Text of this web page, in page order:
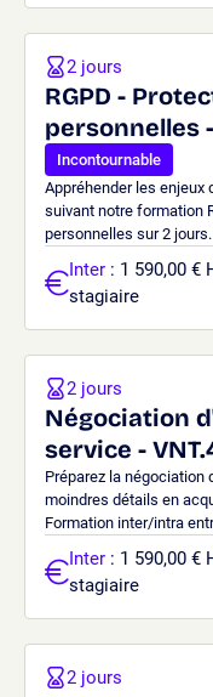
RGPD -
personnelles -
Incontournable
Appréhender les enjeux
suivant notre formation
personnelles sur 2 jours.
2 jours
Inter : 1 590,00 €
stagiaire
Négociation
service -
Préparez la négociation
moindres détails en
Formation inter/intra
2 jours
Inter : 1 590,00 €
stagiaire
2 jours